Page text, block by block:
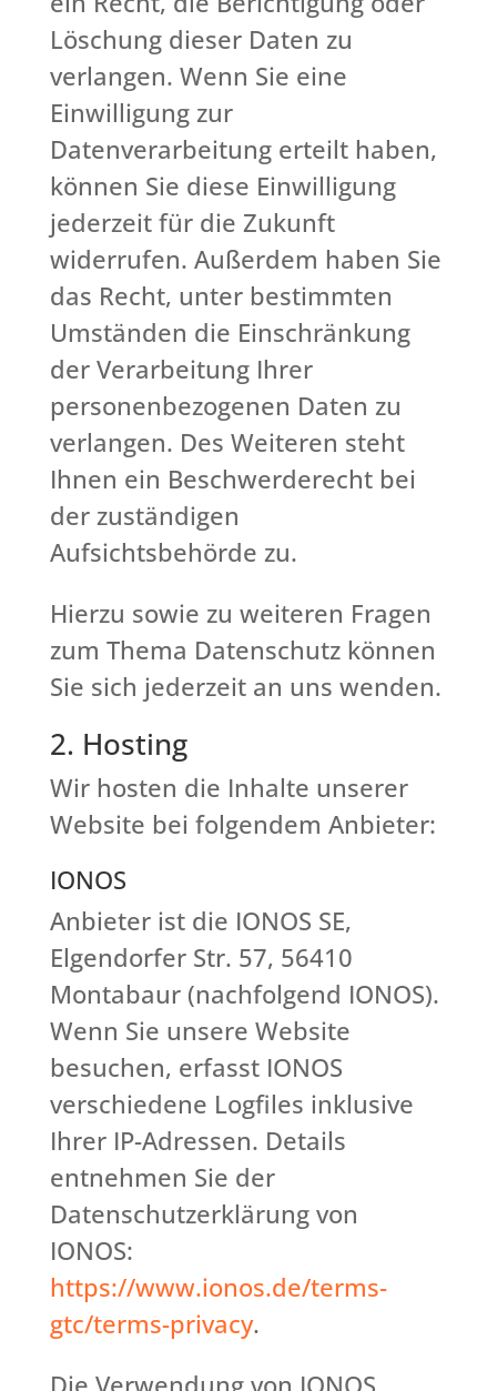
Löschung dieser Daten zu
verlangen. Wenn Sie eine
Einwilligung zur
Datenverarbeitung erteilt haben,
können Sie diese Einwilligung
jederzeit für die Zukunft
widerrufen. Außerdem haben Sie
das Recht, unter bestimmten
Umständen die Einschränkung
der Verarbeitung Ihrer
personenbezogenen Daten zu
verlangen. Des Weiteren steht
Ihnen ein Beschwerderecht bei
der zuständigen
Aufsichtsbehörde zu.
Hierzu sowie zu weiteren Fragen
zum Thema Datenschutz können
Sie sich jederzeit an uns wenden.
2. Hosting
Wir hosten die Inhalte unserer
Website bei folgendem Anbieter:
IONOS
Anbieter ist die IONOS SE,
Elgendorfer Str. 57, 56410
Montabaur (nachfolgend IONOS).
Wenn Sie unsere Website
besuchen, erfasst IONOS
verschiedene Logfiles inklusive
Ihrer IP-Adressen. Details
entnehmen Sie der
Datenschutzerklärung von
IONOS:
https://www.ionos.de/terms-
gtc/terms-privacy.
Die Verwendung von IONOS